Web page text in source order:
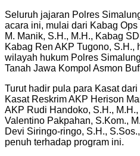
Seluruh jajaran Polres
acara ini, mulai dari Kabag
M. Manik, S.H., M.H., Kabag
Kabag Ren AKP Tugono, S.H.,
wilayah hukum Polres
Tanah Jawa Kompol Asmon
Turut hadir pula para Kasat
Kasat Reskrim AKP Herison
AKP Rudi Handoko, S.H.,
Valentino Pakpahan, S.Kom.,
Devi Siringo-ringo, S.H.,
penuh terhadap program ini.